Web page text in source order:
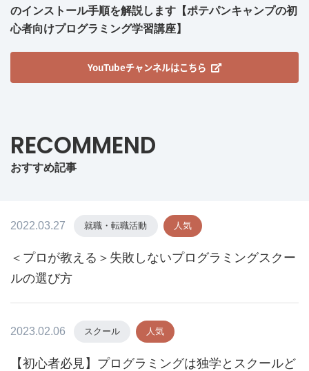
のインストール手順を解説します【ポテパンキャンプの初
心者向けプログラミング学習講座】
YouTubeチャンネルはこちら
RECOMMEND
おすすめ記事
2022.03.27 就職・転職活動 人気
＜プロが教える＞失敗しないプログラミングスクー
ルの選び方
2023.02.06 スクール 人気
【初心者必見】プログラミングは独学とスクールど